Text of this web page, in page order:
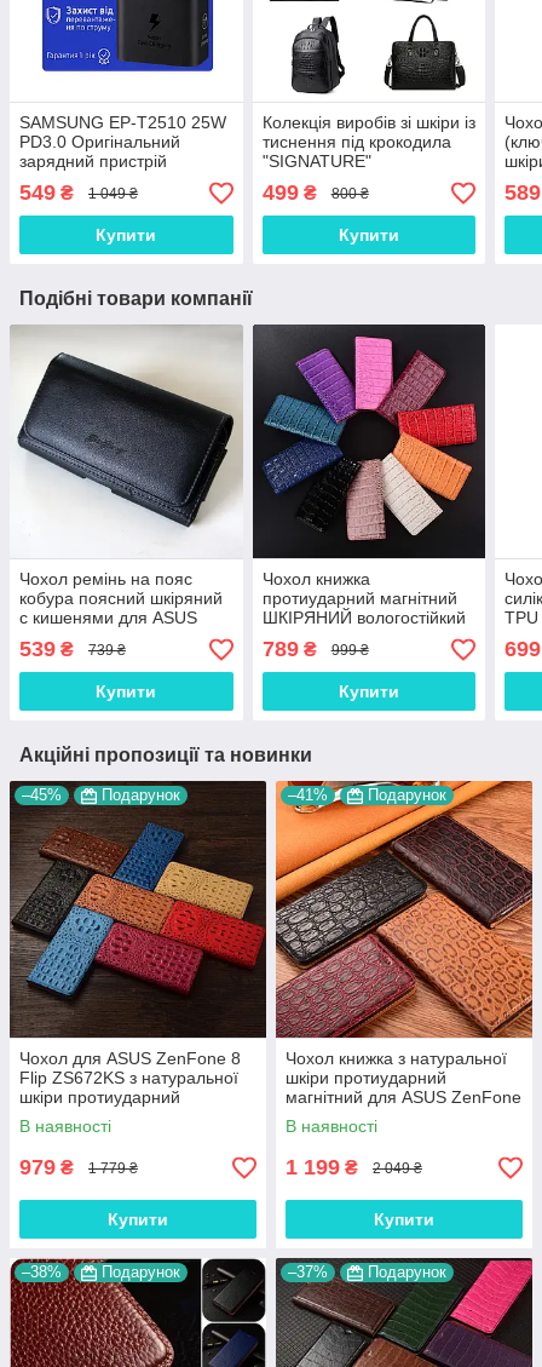
SAMSUNG EP-T2510 25W
PD3.0 Оригінальний
зарядний пристрій
(зарядка зарядне)
549 ₴ 1 049 ₴
Купити
Колекція виробів зі шкіри із
тиснення під крокодила
"SIGNATURE"
499₴ 800 ₴
Купити
589
Подібні товари компанії
Чохол ремінь на пояс
кобура поясний шкіряний
c кишенями для ASUS
ZenFone 8 Flip ZS672KS
"RAMOS"
539 ₴ 739 ₴
Купити
Чохол книжка
протиударний магнітний
ШКІРЯНИЙ вологостійкий
для для ASUS ZenFone 8
Flip ZS672KS "LUXON"
789₴ 999 ₴
Купити
699
Акційні пропозиції та новинки
–45% Подарунок
Чохол для ASUS ZenFone 8
Flip ZS672KS з натуральної
шкіри протиударний
магнітний книжка
"CROCOHEAD"
В наявності
979 ₴ 1 779 ₴
Купити
–41% Подарунок
Чохол книжка з натуральної
шкіри протиударний
магнітний для ASUS ZenFone
8 Flip ZS672KS "JACOSA"
В наявності
1 199 ₴ 2 049 ₴
Купити
–38% Подарунок –37% Подарунок